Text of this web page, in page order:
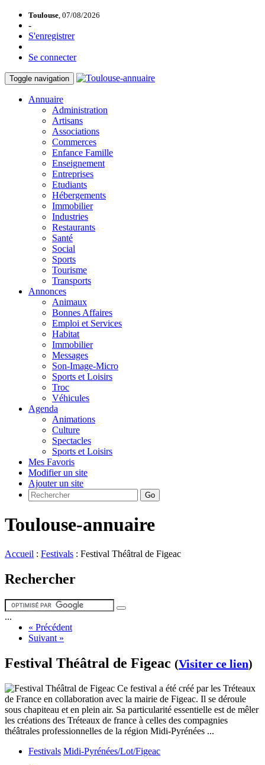
Toulouse, 07/08/2026
-
S'enregistrer
Se connecter
Toggle navigation
Annuaire
Administration
Artisans
Associations
Commerces
Enfance Famille
Enseignement
Entreprises
Etudiants
Hébergements
Immobilier
Industries
Restaurants
Santé
Social
Sports
Tourisme
Transports
Annonces
Animaux
Bonnes Affaires
Emploi et Services
Habitat
Immobilier
Messages
Son-Image-Micro
Sports et Loisirs
Troc
Véhicules
Agenda
Animations
Culture
Spectacles
Sports et Loisirs
Mes Favoris
Modifier un site
Ajouter un site
Go
Toulouse-annuaire
Accueil : Festivals : Festival Théâtral de Figeac
Rechercher
...
« Précédent
Suivant »
Festival Théâtral de Figeac (Visiter ce lien)
Ce festival a été créé par les Tréteaux
de France en collaboration avec la mairie de Figeac. Il se déroule
sous chapiteau et en plein air. Sa particularité essentielle est de mêler
les créations des Tréteaux de france à celles des compagnies
théâtrales professionnelles de la région Midi-Pyrénées ...
Festivals Midi-Pyrénées/Lot/Figeac